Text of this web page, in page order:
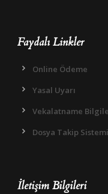
Faydalı Linkler
Online Ödeme
Yasal Uyarı
Vekalatname
Dosya Takip Sistemi
İletişim Bilgileri